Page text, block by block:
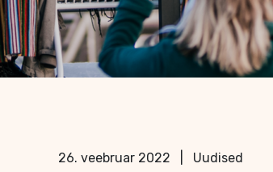
26. veebruar 2022 Uudised